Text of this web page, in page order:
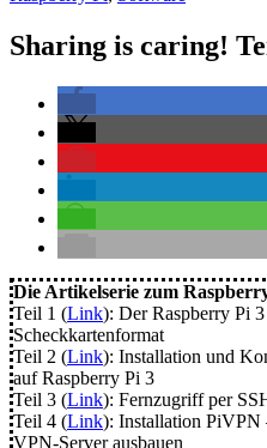
Klick
Sharing is caring!
Die Artikelserie zum
Teil 1 (Link): Der Raspberry Pi
Scheckkartenformat
Teil 2 (Link): Installation und
auf Raspberry Pi 3
Teil 3 (Link): Fernzugriff per
Teil 4 (Link): Installation PiVPN
VPN-Server ausbauen